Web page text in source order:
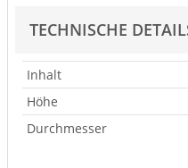
TECHNISCHE
Inhalt
Höhe
Durchmesser